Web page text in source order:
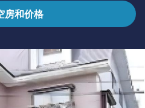
房和价格